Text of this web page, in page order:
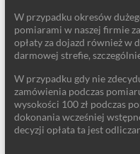
W przypadku okresów
pomiarami w naszej firmie
opłaty za dojazd również w
darmowej strefie,
W przypadku gdy nie
zamówienia podczas
wysokości 100 zł podczas
dokonania wcześniej
decyzji opłata ta jest